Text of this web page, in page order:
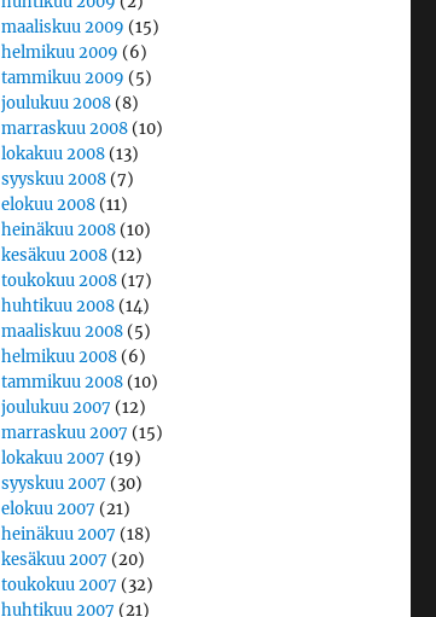
maaliskuu 2009 (15)
helmikuu 2009 (6)
tammikuu 2009 (5)
joulukuu 2008 (8)
marraskuu 2008 (10)
lokakuu 2008 (13)
syyskuu 2008 (7)
elokuu 2008 (11)
heinäkuu 2008 (10)
kesäkuu 2008 (12)
toukokuu 2008 (17)
huhtikuu 2008 (14)
maaliskuu 2008 (5)
helmikuu 2008 (6)
tammikuu 2008 (10)
joulukuu 2007 (12)
marraskuu 2007 (15)
lokakuu 2007 (19)
syyskuu 2007 (30)
elokuu 2007 (21)
heinäkuu 2007 (18)
kesäkuu 2007 (20)
toukokuu 2007 (32)
huhtikuu 2007 (21)